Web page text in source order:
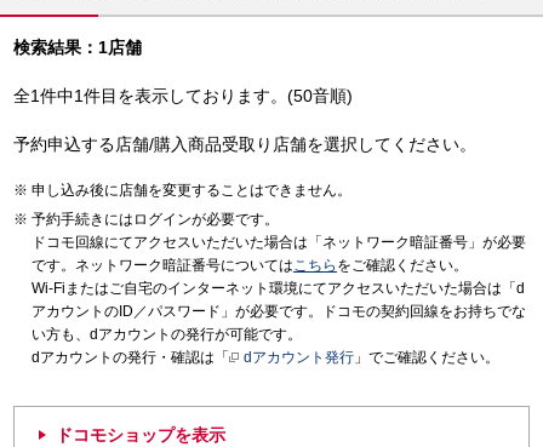
検索結果：1店舗
全1件中1件目を表示しております。(50音順)
予約申込する店舗/購入商品受取り店舗を選択してください。
申し込み後に店舗を変更することはできません。
予約手続きにはログインが必要です。
ドコモ回線にてアクセスいただいた場合は「ネットワーク暗証番号」が必要
です。ネットワーク暗証番号についてはこちら をご確認ください。
Wi-Fiまたはご自宅のインターネット環境にてアクセスいただいた場合は「d
アカウントのID／パスワード」が必要です。ドコモの契約回線をお持ちでな
い方も、dアカウントの発行が可能です。
dアカウントの発行・確認は「
dアカウント発行 」でご確認ください。
ドコモショップを表示